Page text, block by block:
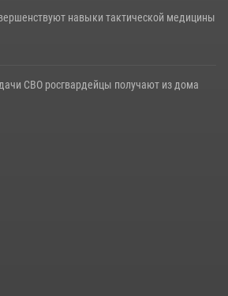
навыки тактической медицины
СВО росгвардейцы получают из дома